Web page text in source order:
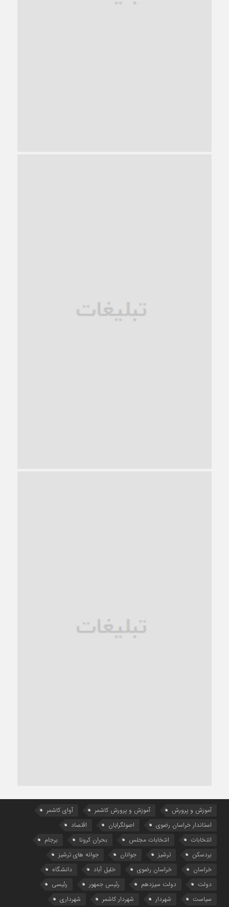
آموزش و پرورش آموزش و پرورش کاشمر
آوای کاشمر
استاندار خراسان رضوی
اصولگرایان
اقتصاد
انتخابات
انتخابات مجلس بحران کرونا
برجام
بردسکن
ترشیز جوانان
جوانه های ترشیز
خراسان
خراسان رضوی خلیل آباد
دانشگاه
دولت
دولت سیزدهم رئیس جمهور
رئیسی
سیاست
شهردار شهردار کاشمر شهرداری